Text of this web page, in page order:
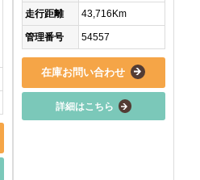
走行距離 43,716Km
管理番号 54557
在庫お問い合わせ
詳細はこちら